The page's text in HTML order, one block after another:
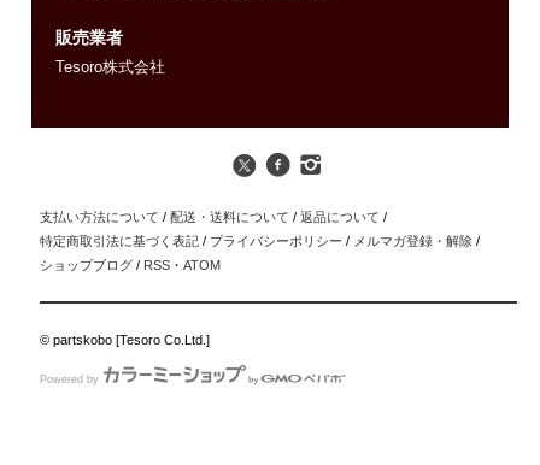
販売業者
Tesoro株式会社
支払い方法について / 配送・送料について / 返品について /
特定商取引法に基づく表記 / プライバシーポリシー / メルマガ登録・解除 /
ショップブログ / RSS ・ATOM
© partskobo [Tesoro Co.Ltd.]
Powered by